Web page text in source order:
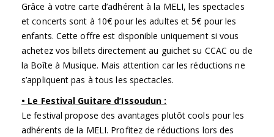
Grâce à votre carte d’adhérent à la MELI, les spectacles
et concerts sont à 10€ pour les adultes et 5€ pour les
enfants. Cette offre est disponible uniquement si vous
achetez vos billets directement au guichet su CCAC ou de
la Boîte à Musique. Mais attention car les réductions ne
s’appliquent pas à tous les spectacles.
• Le Festival Guitare d’Issoudun :
Le festival propose des avantages plutôt cools pour les
adhérents de la MELI. Profitez de réductions lors des